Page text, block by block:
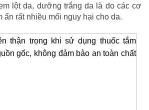
lột da, dưỡng trắng da là do các cơ
ẩn rất nhiều mối nguy hại cho da.